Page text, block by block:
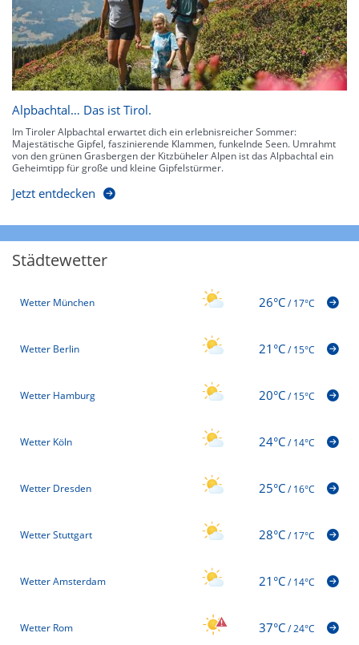
Alpbachtal… Das ist Tirol.
Im Tiroler Alpbachtal erwartet dich ein erlebnisreicher Sommer:
Majestätische Gipfel, faszinierende Klammen, funkelnde Seen. Umrahmt
von den grünen Grasbergen der Kitzbüheler Alpen ist das Alpbachtal ein
Geheimtipp für große und kleine Gipfelstürmer.
Jetzt entdecken
Städtewetter
Wetter München 26°C/17°C
Wetter Berlin 21°C/15°C
Wetter Hamburg 20°C/15°C
Wetter Köln 24°C/14°C
Wetter Dresden 25°C/16°C
Wetter Stuttgart 28°C/17°C
Wetter Amsterdam 21°C/14°C
Wetter Rom 37°C/24°C